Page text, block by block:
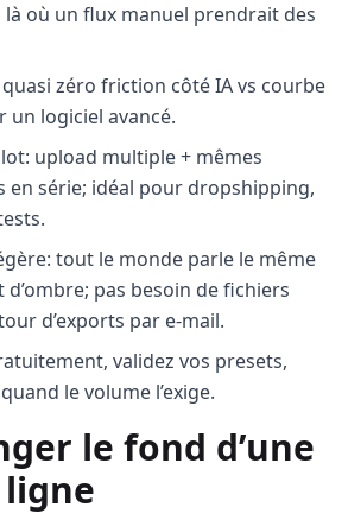
où un flux manuel prendrait des
zéro friction côté IA vs courbe
un logiciel avancé.
upload multiple + mêmes
en série; idéal pour dropshipping,
tout le monde parle le même
d’ombre; pas besoin de fichiers
d’exports par e‑mail.
validez vos presets,
le volume l’exige.
le fond d’une